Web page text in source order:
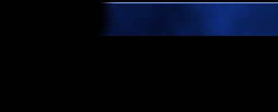
05.09 "Prima Direttiva"